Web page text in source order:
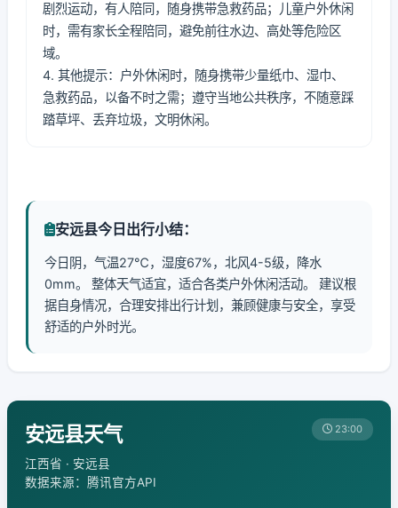
剧烈运动，有人陪同，随身携带急救药品；儿童户外休闲
时，需有家长全程陪同，避免前往水边、高处等危险区
域。
4. 其他提示：户外休闲时，随身携带少量纸巾、湿巾、
急救药品，以备不时之需；遵守当地公共秩序，不随意踩
踏草坪、丢弃垃圾，文明休闲。
安远县今日出行小结：
今日阴，气温27℃，湿度67%，北风4-5级，降水
0mm。 整体天气适宜，适合各类户外休闲活动。 建议根
据自身情况，合理安排出行计划，兼顾健康与安全，享受
舒适的户外时光。
安远县天气
江西省 · 安远县
数据来源：腾讯官方API
23:00